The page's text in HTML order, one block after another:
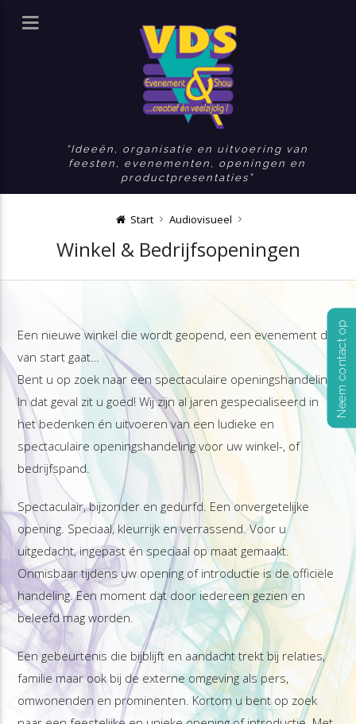
Ideeën, organisatie en uitvoering van
feesten, evenementen, openingen en
productpresentaties
Start Audiovisueel
Winkel & Bedrijfsopeningen
Een nieuwe winkel die wordt geopend, een evenement die
van start gaat…
Bent u op zoek naar een spectaculaire openingshandeling?
In dat geval zit u goed! Wij zijn al jaren gespecialiseerd in
het bedenken én uitvoeren van een ludieke en
spectaculaire openingshandeling voor uw winkel-, of
bedrijfspand.
Spectaculair, bijzonder en gedurfd. Een onvergetelijke
opening. Speciaal, kleurrijk en verrassend. Voor u
uitgedacht, ingepast én speciaal op maat gemaakt.
Onmisbaar tijdens uw opening of introductie is de officiële
handeling. Een moment dat door iedereen gezien en
beleefd mag worden.
Een gebeurtenis die bijblijft en aandacht trekt bij relaties,
familie maar ook bij de externe omgeving als pers,
omwonenden en prominenten. Kortom u bent op zoek
Neem contact op